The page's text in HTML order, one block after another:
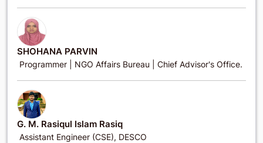
SHOHANA PARVIN
Programmer | NGO Affairs Bureau | Chief Advisor's Office.
G. M. Rasiqul Islam Rasiq
Assistant Engineer (CSE), DESCO